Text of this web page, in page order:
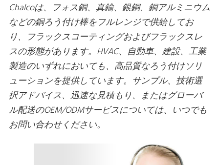
Chalcoは、フォス銅、真鍮、銀銅、銅アルミニウム
などの銅ろう付け棒をフルレンジで供給してお
り、フラックスコーティングおよびフラックスレ
スの形態があります。HVAC、自動車、建設、工業
製造のいずれにおいても、高品質なろう付けソリ
ューションを提供しています。サンプル、技術選
択アドバイス、迅速な見積もり、またはグローバ
ル配送のOEM/ODMサービスについては、いつでも
お問い合わせください。